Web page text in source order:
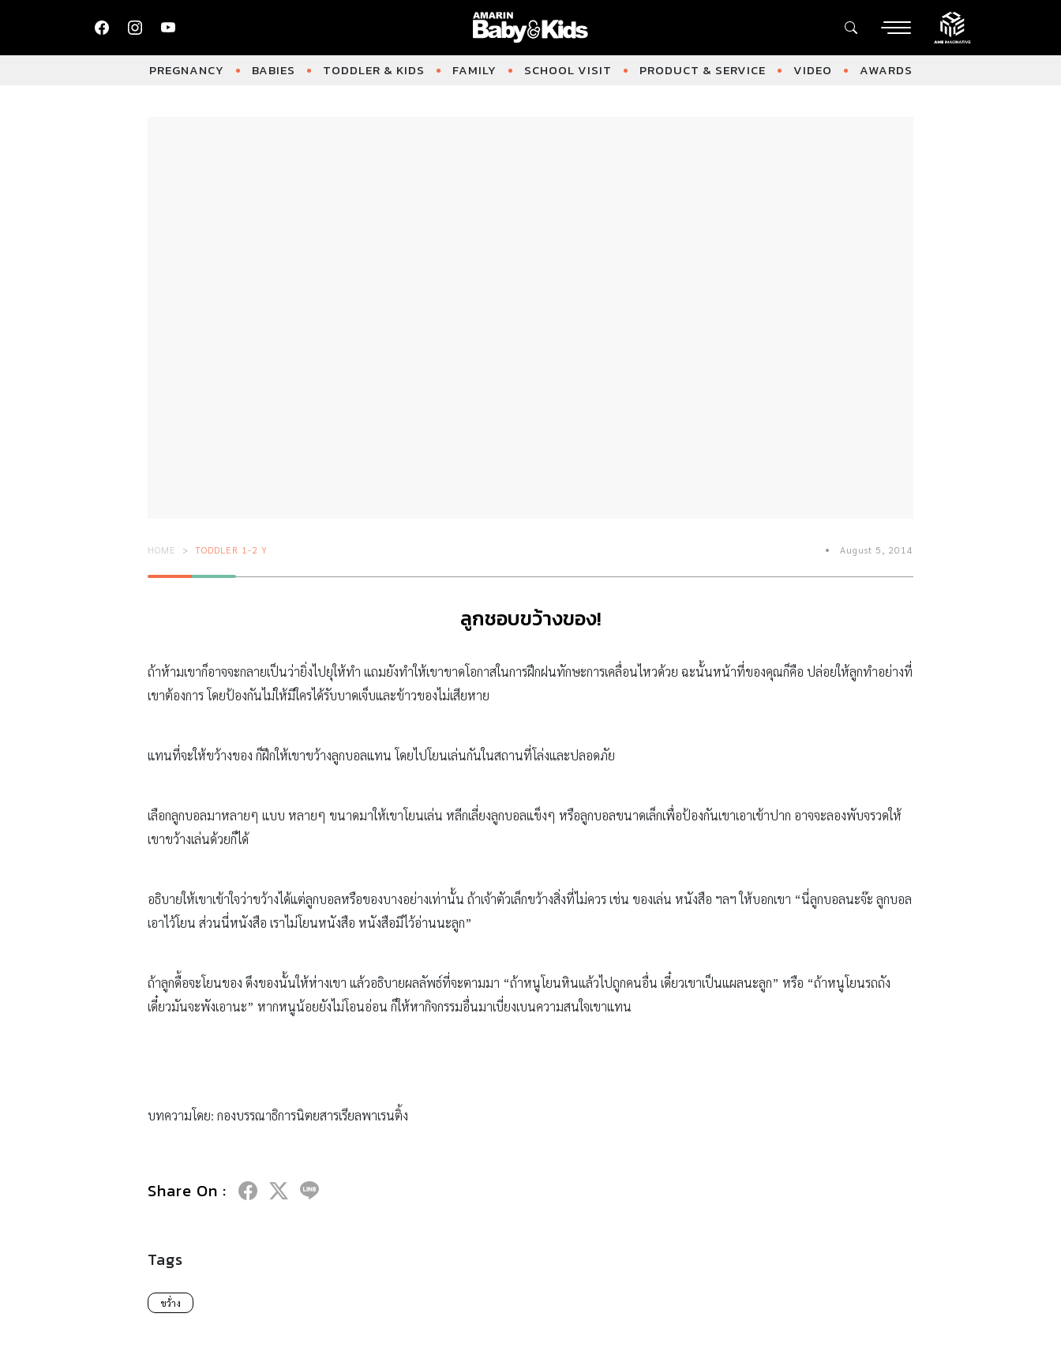
PREGNANCY BABIES TODDLER & KIDS FAMILY SCHOOL VISIT PRODUCT & SERVICE VIDEO AWARDS
HOME TODDLER 1-2 Y August 5, 2014
ลูกชอบขว้างของ!
ถ้าห้ามเขาก็อาจจะกลายเป็นว่ายิ่งไปยุให้ทำ แถมยังทำให้เขาขาดโอกาสในการฝึกฝนทักษะการเคลื่อนไหวด้วย ฉะนั้นหน้าที่ของคุณก็คือ ปล่อยให้ลูกทำอย่างที่
เขาต้องการ โดยป้องกันไม่ให้มีใครได้รับบาดเจ็บและข้าวของไม่เสียหาย
แทนที่จะให้ขว้างของ ก็ฝึกให้เขาขว้างลูกบอลแทน โดยไปโยนเล่นกันในสถานที่โล่งและปลอดภัย
เลือกลูกบอลมาหลายๆ แบบ หลายๆ ขนาดมาให้เขาโยนเล่น หลีกเลี่ยงลูกบอลแข็งๆ หรือลูกบอลขนาดเล็กเพื่อป้องกันเขาเอาเข้าปาก อาจจะลองพับจรวดให้
เขาขว้างเล่นด้วยก็ได้
อธิบายให้เขาเข้าใจว่าขว้างได้แต่ลูกบอลหรือของบางอย่างเท่านั้น ถ้าเจ้าตัวเล็กขว้างสิ่งที่ไม่ควร เช่น ของเล่น หนังสือ ฯลฯ ให้บอกเขา “นี่ลูกบอลนะจ๊ะ ลูกบอล
เอาไว้โยน ส่วนนี่หนังสือ เราไม่โยนหนังสือ หนังสือมีไว้อ่านนะลูก”
ถ้าลูกดื้อจะโยนของ ดึงของนั้นให้ห่างเขา แล้วอธิบายผลลัพธ์ที่จะตามมา “ถ้าหนูโยนหินแล้วไปถูกคนอื่น เดี๋ยวเขาเป็นแผลนะลูก” หรือ “ถ้าหนูโยนรถถัง
เดี๋ยวมันจะพังเอานะ” หากหนูน้อยยังไม่โอนอ่อน ก็ให้หากิจกรรมอื่นมาเบี่ยงเบนความสนใจเขาแทน
บทความโดย: กองบรรณาธิการนิตยสารเรียลพาเรนติ้ง
Share On :
Tags
ขว้่าง